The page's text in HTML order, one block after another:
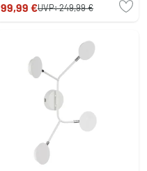
99,99 €UVP:249,99 €